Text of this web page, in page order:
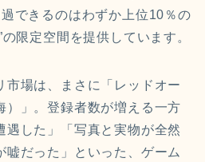
できるのはわずか上位10％の
限定空間を提供しています。
市場は、まさに「レッドオー
）」。登録者数が増える一方
遇した」「写真と実物が全然
嘘だった」といった、ゲーム